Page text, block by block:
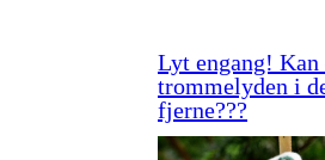
Lyt engang! Kan
trommelyden i
fjerne???